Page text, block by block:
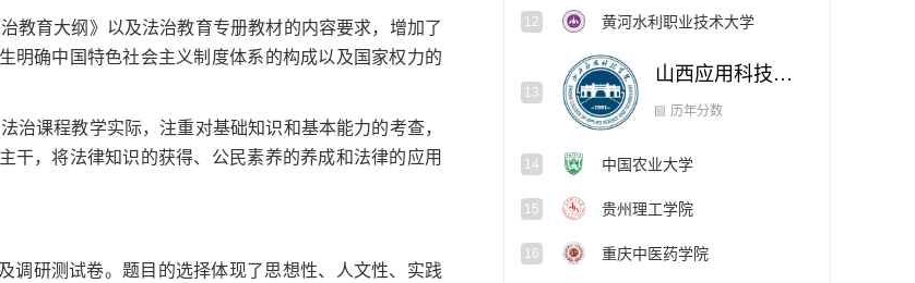
育大纲》以及法治教育专册教材的内容要求，增加了
明确中国特色社会主义制度体系的构成以及国家权力的
课程教学实际，注重对基础知识和基本能力的考查，
干，将法律知识的获得、公民素养的养成和法律的应用
研测试卷。题目的选择体现了思想性、人文性、实践
12 黄河水利职业技术大学
13
山西应用科技学院
历年分数
14 中国农业大学
15 贵州理工学院
16 重庆中医药学院